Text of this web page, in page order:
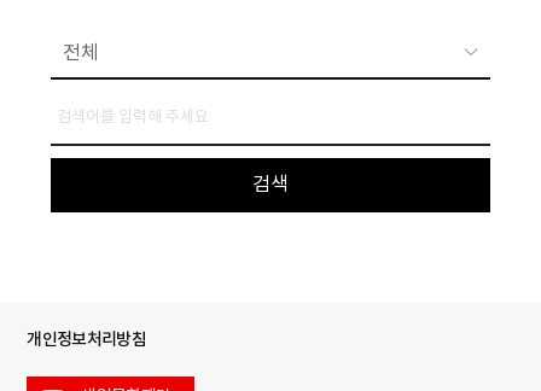
개인정보처리방침